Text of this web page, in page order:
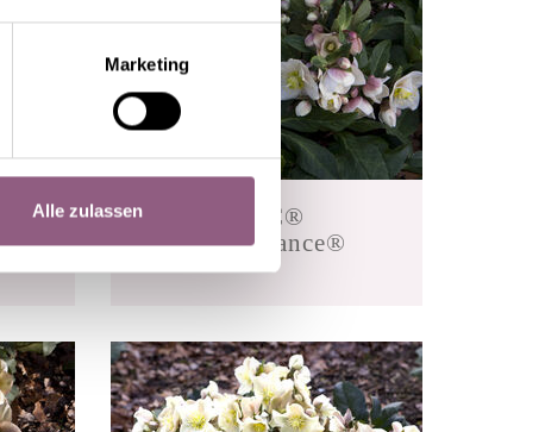
Marketing
Alle zulassen
HGC®
Snow Dance®